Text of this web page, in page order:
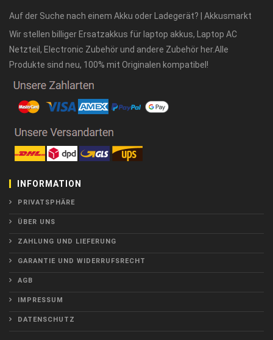
Auf der Suche nach einem Akku oder Ladegerät? | Akkusmarkt
Wir stellen billiger Ersatzakkus für laptop akkus, Laptop AC
Netzteil, Electronic Zubehör und andere Zubehör her.Alle
Produkte sind neu, 100% mit Originalen kompatibel!
INFORMATION
PRIVATSPHÄRE
ÜBER UNS
ZAHLUNG UND LIEFERUNG
GARANTIE UND WIDERRUFSRECHT
AGB
IMPRESSUM
DATENSCHUTZ